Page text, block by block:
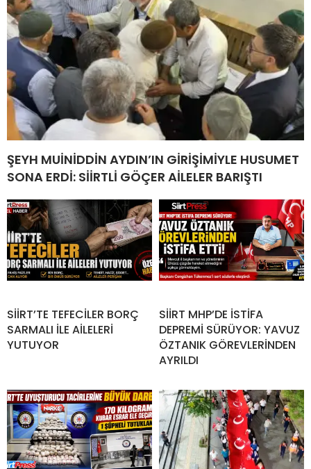
ŞEYH MUİNİDDİN AYDIN’IN GİRİŞİMİYLE HUSUMET
SONA ERDİ: SİİRTLİ GÖÇER AİLELER BARIŞTI
SİİRT’TE TEFECİLER BORÇ
SARMALI İLE AİLELERİ
YUTUYOR
SİİRT MHP’DE İSTİFA
DEPREMİ SÜRÜYOR: YAVUZ
ÖZTANIK GÖREVLERİNDEN
AYRILDI